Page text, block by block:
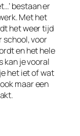
bestaan er
Met het
het weer tijd
school, voor
en het hele
kan je vooral
het iet of wat
maar een